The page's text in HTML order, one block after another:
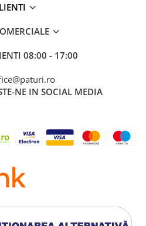
08:00 - 17:00
NE IN SOCIAL MEDIA